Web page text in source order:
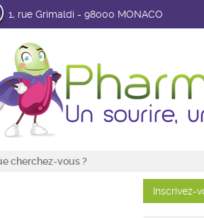
1, rue Grimaldi - 98000 MONACO
Infos pratiques
Mon Ordonnance en ligne
Mon Compte